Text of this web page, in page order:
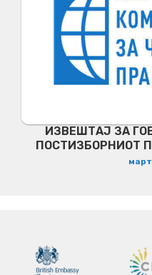
ИЗВЕШТАЈ ЗА
ПОСТИЗБОРНИОТ